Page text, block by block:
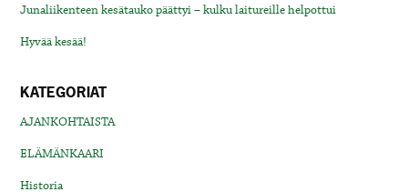
Junaliikenteen kesätauko päättyi – kulku laitureille helpottui
Hyvää kesää!
KATEGORIAT
AJANKOHTAISTA
ELÄMÄNKAARI
Historia